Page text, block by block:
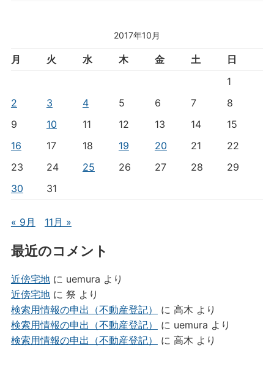
2017年10月
月 火 水 木 金 土
日
1
2
3 4 5 6 7
8
9
10 11 12 13 14
15
16
17 18 19 20 21
22
23
24 25 26 27 28
29
30
31
« 9月 11月 »
最近のコメント
近傍宅地に uemura より
近傍宅地に 祭 より
検索用情報の申出（不動産登記）
に 高木 より
検索用情報の申出（不動産登記）
に uemura より
検索用情報の申出（不動産登記）
に 高木 より